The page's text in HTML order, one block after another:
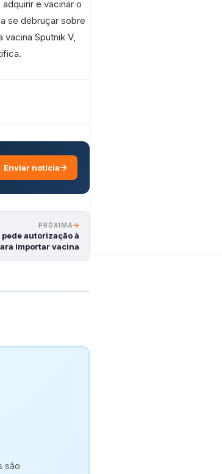
e vacinar o
se debruçar sobre
Sputnik V,
Enviar notícia
PRÓXIMA
autorização à
importar vacina
são